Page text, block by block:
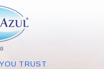
TRUST